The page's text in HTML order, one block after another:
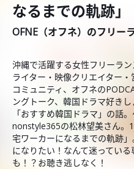
なるまでの軌跡」
OFNE（オフネ）のフリー
沖縄で活躍する女性フリーラ
ライター・映像クリエイター
コミュニティ、オフネの
ングトーク、韓国ドラマ好き
「おすすめ韓国ドラマ」の話
nonstyle365の松林望美さん。
宅ワーカーになるまでの軌跡
になりたい！なんて迷ってい
も！？お聴き逃しなく！